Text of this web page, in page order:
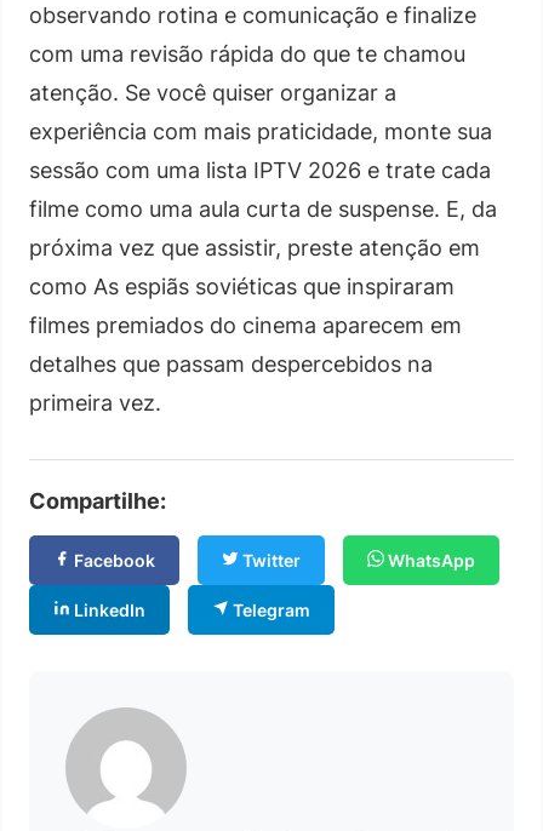
observando rotina e comunicação e finalize
com uma revisão rápida do que te chamou
atenção. Se você quiser organizar a
experiência com mais praticidade, monte sua
sessão com uma lista IPTV 2026 e trate cada
filme como uma aula curta de suspense. E, da
próxima vez que assistir, preste atenção em
como As espiãs soviéticas que inspiraram
filmes premiados do cinema aparecem em
detalhes que passam despercebidos na
primeira vez.
Compartilhe:
Facebook Twitter WhatsApp
LinkedIn Telegram